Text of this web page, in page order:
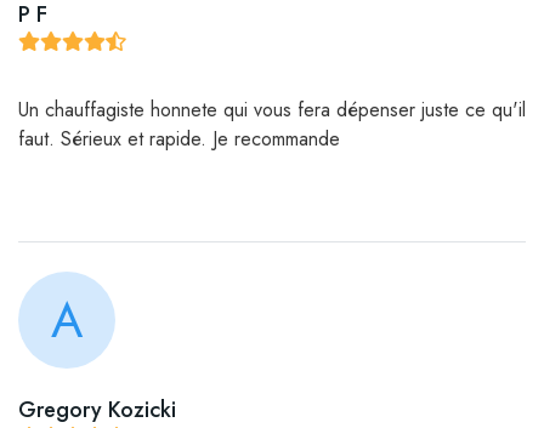
P F
Un chauffagiste honnete qui vous fera dépenser juste ce qu'il
faut. Sérieux et rapide. Je recommande
A
Gregory Kozicki